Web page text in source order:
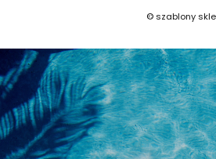
©szablony